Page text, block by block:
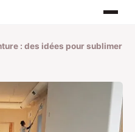
: des idées pour sublimer